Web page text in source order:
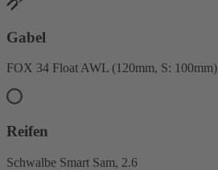
Gabel
FOX 34 Float AWL (120mm, S: 100mm)
Reifen
Schwalbe Smart Sam, 2.6